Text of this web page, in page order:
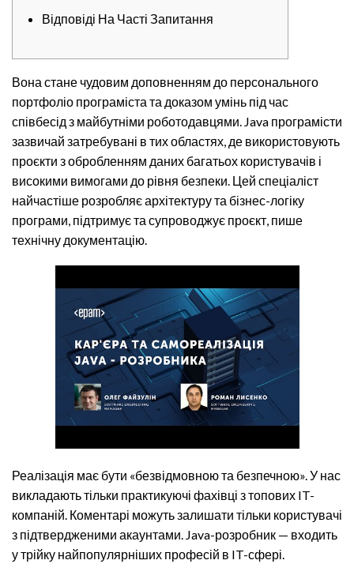
Відповіді На Часті Запитання
Вона стане чудовим доповненням до персонального
портфоліо програміста та доказом умінь під час
співбесід з майбутніми роботодавцями. Java програмісти
зазвичай затребувані в тих областях, де використовують
проєкти з обробленням даних багатьох користувачів і
високими вимогами до рівня безпеки. Цей спеціаліст
найчастіше розробляє архітектуру та бізнес-логіку
програми, підтримує та супроводжує проєкт, пише
технічну документацію.
Реалізація має бути «безвідмовною та безпечною». У нас
викладають тільки практикуючі фахівці з топових IT-
компаній. Коментарі можуть залишати тільки користувачі
з підтвердженими акаунтами. Java-розробник — входить
у трійку найпопулярніших професій в IT-сфері.